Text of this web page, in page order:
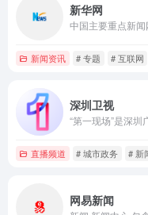
新华网
新闻资讯 # 专题 # 互联网
深圳卫视
直播频道 # 城市政务 # 新
网易新闻